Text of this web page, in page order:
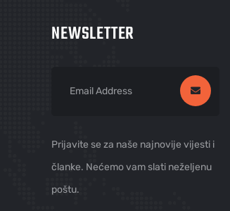
NEWSLETTER
Prijavite se za naše najnovije vijesti i
članke. Nećemo vam slati neželjenu
poštu.